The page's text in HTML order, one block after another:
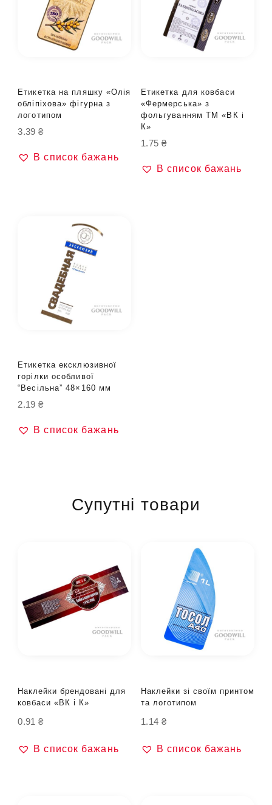
Етикетка на пляшку «Олія
обліпіхова» фігурна з
логотипом
3.39₴
В список бажань
Етикетка для ковбаси
«Фермерська» з
фольгуванням ТМ «ВК і
К»
1.75 ₴
В список бажань
Етикетка ексклюзивної
горілки особливої
“Весільна” 48×160 мм
2.19₴
В список бажань
Супутні товари
Наклейки брендовані для
ковбаси «ВК і К»
0.91₴
В список бажань
Наклейки зі своїм принтом
та логотипом
1.14 ₴
В список бажань